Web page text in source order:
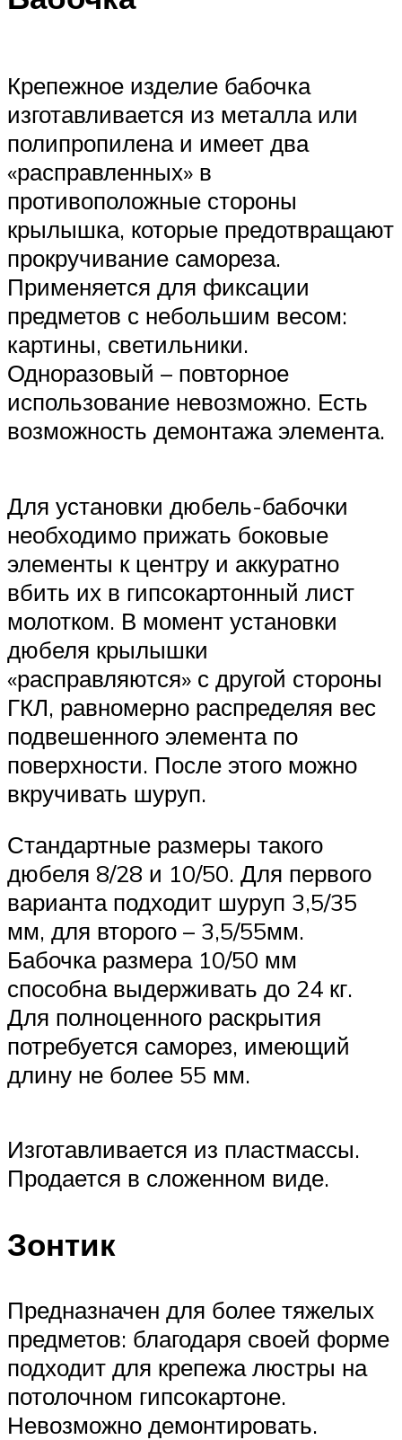
Крепежное изделие бабочка
изготавливается из металла или
полипропилена и имеет два
«расправленных» в
противоположные стороны
крылышка, которые предотвращают
прокручивание самореза.
Применяется для фиксации
предметов с небольшим весом:
картины, светильники.
Одноразовый – повторное
использование невозможно. Есть
возможность демонтажа элемента.
Для установки дюбель-бабочки
необходимо прижать боковые
элементы к центру и аккуратно
вбить их в гипсокартонный лист
молотком. В момент установки
дюбеля крылышки
«расправляются» с другой стороны
ГКЛ, равномерно распределяя вес
подвешенного элемента по
поверхности. После этого можно
вкручивать шуруп.
Стандартные размеры такого
дюбеля 8/28 и 10/50. Для первого
варианта подходит шуруп 3,5/35
мм, для второго – 3,5/55мм.
Бабочка размера 10/50 мм
способна выдерживать до 24 кг.
Для полноценного раскрытия
потребуется саморез, имеющий
длину не более 55 мм.
Изготавливается из пластмассы.
Продается в сложенном виде.
Зонтик
Предназначен для более тяжелых
предметов: благодаря своей форме
подходит для крепежа люстры на
потолочном гипсокартоне.
Невозможно демонтировать.